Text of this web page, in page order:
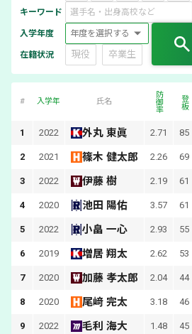
キーワード
入学年度
在籍状況 現役 卒業生
# 入学年 氏名 防御率 登板
1 2022 外丸 東眞 2.71 85
2 2021 篠木 健太郎 2.26 69
3 2022 伊藤 樹 2.19 61
4 2020 池田 陽佑 3.57 61
5 2022 小畠 一心 2.93 55
6 2019 増居 翔太 2.62 53
7 2020 加藤 孝太郎 2.04 44
8 2020 尾﨑 完太 3.18 46
9 2022 毛利 海大 1.48 45